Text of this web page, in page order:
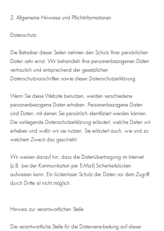
2. Allgemeine Hinweise und Pflichtinformationen
​Datenschutz
Die Betreiber dieser Seiten nehmen den Schutz Ihrer persönlichen
Daten sehr ernst. Wir behandeln Ihre personenbezogenen Daten
vertraulich und entsprechend der gesetzlichen
Datenschutzvorschriften sowie dieser Datenschutzerklärung.
Wenn Sie diese Website benutzen, werden verschiedene
personenbezogene Daten erhoben. Personenbezogene Daten
sind Daten, mit denen Sie persönlich identifiziert werden können.
Die vorliegende Datenschutzerklärung erläutert, welche Daten wir
erheben und wofür wir sie nutzen. Sie erläutert auch, wie und zu
welchem Zweck das geschieht.
Wir weisen darauf hin, dass die Datenübertragung im Internet
(z.B. bei der Kommunikation per E-Mail) Sicherheitslücken
aufweisen kann. Ein lückenloser Schutz der Daten vor dem Zugriff
durch Dritte ist nicht möglich.
Hinweis zur verantwortlichen Stelle
Die verantwortliche Stelle für die Datenverarbeitung auf dieser